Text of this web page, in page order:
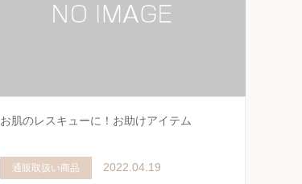
お肌のレスキューに！お助けアイテム
通販取扱い商品 2022.04.19